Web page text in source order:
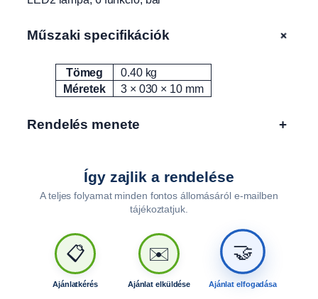
n
g
Műszaki specifikációk +
Attribútumok Érték
Tömeg
0.40 kg
Méretek
3 × 030 × 10 mm
Rendelés menete +
Így zajlik a rendelése
A teljes folyamat minden fontos állomásáról e-mailben
tájékoztatjuk.
📋
Ajánlatkérés
✉️
Ajánlat elküldése
🤝
Ajánlat elfogadása